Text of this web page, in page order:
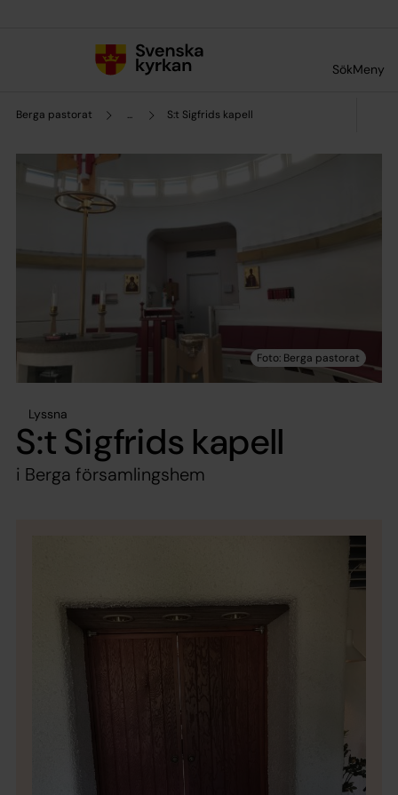
SökMeny
Berga pastorat ... S:t Sigfrids kapell
Lyssna
S:t Sigfrids kapell
i Berga församlingshem